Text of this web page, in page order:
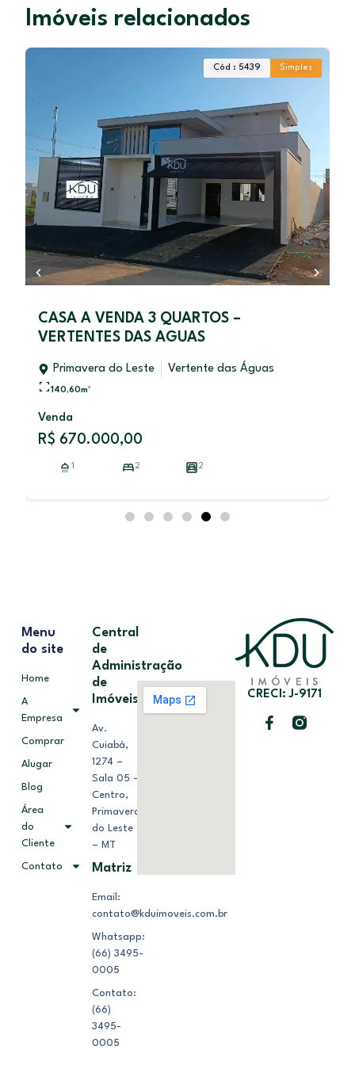
Imóveis relacionados
Cód : 5439 Simples
CASA A VENDA 3 QUARTOS –
VERTENTES DAS AGUAS
Primavera do Leste Vertente das Águas
140,60m²
Venda
R$ 670.000,00
1 2 2
CRECI: J-9171
Menu
do site
Home
A
Empresa
Comprar
Alugar
Blog
Área
do
Cliente
Contato
Central
de
Administração
de
Imóveis
Av.
Cuiabá,
1274 –
Sala 05 –
Centro,
Primavera
do Leste
– MT
Matriz
Email:
contato@kduimoveis.com.br
Whatsapp:
(66) 3495-
0005
Contato:
(66)
3495-
0005